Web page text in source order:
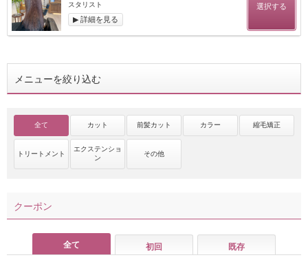
スタリスト
▶ 詳細を見る
選択する
メニューを絞り込む
全て カット 前髪カット カラー 縮毛矯正
トリートメント
エクステンショ
ン
その他
クーポン
全て 初回 既存